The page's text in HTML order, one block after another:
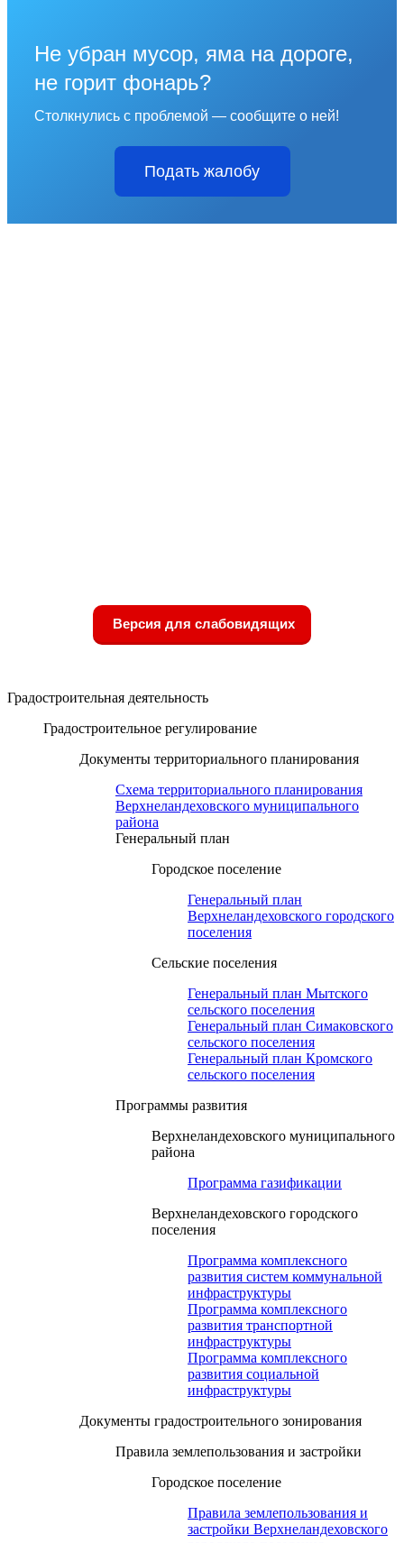
Не убран мусор, яма на дороге,
не горит фонарь?
Столкнулись с проблемой — сообщите о ней!
Подать жалобу
Версия для слабовидящих
Градостроительная деятельность
Градостроительное регулирование
Документы территориального планирования
Схема территориального планирования
Верхнеландеховского муниципального
района
Генеральный план
Городское поселение
Генеральный план
Верхнеландеховского городского
поселения
Сельские поселения
Генеральный план Мытского
сельского поселения
Генеральный план Симаковского
сельского поселения
Генеральный план Кромского
сельского поселения
Программы развития
Верхнеландеховского муниципального
района
Программа газификации
Верхнеландеховского городского
поселения
Программа комплексного
развития систем коммунальной
инфраструктуры
Программа комплексного
развития транспортной
инфраструктуры
Программа комплексного
развития социальной
инфраструктуры
Документы градостроительного зонирования
Правила землепользования и застройки
Городское поселение
Правила землепользования и
застройки Верхнеландеховского